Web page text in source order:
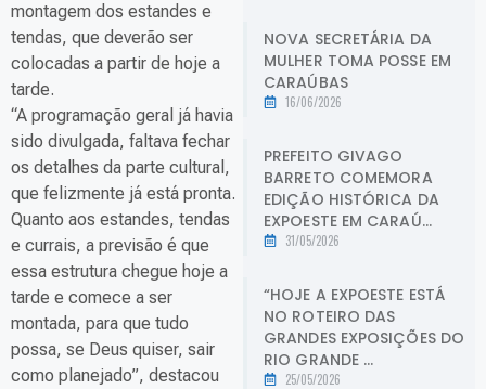
montagem dos estandes e
tendas, que deverão ser
colocadas a partir de hoje a
tarde.
“A programação geral já havia
sido divulgada, faltava fechar
os detalhes da parte cultural,
que felizmente já está pronta.
Quanto aos estandes, tendas
e currais, a previsão é que
essa estrutura chegue hoje a
tarde e comece a ser
montada, para que tudo
possa, se Deus quiser, sair
como planejado”, destacou
NOVA SECRETÁRIA DA
MULHER TOMA POSSE EM
CARAÚBAS
16/06/2026
PREFEITO GIVAGO
BARRETO COMEMORA
EDIÇÃO HISTÓRICA DA
EXPOESTE EM CARAÚ...
31/05/2026
“HOJE A EXPOESTE ESTÁ
NO ROTEIRO DAS
GRANDES EXPOSIÇÕES DO
RIO GRANDE ...
25/05/2026